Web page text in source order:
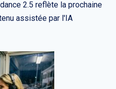
2.5 reflète la prochaine
assistée par l'IA